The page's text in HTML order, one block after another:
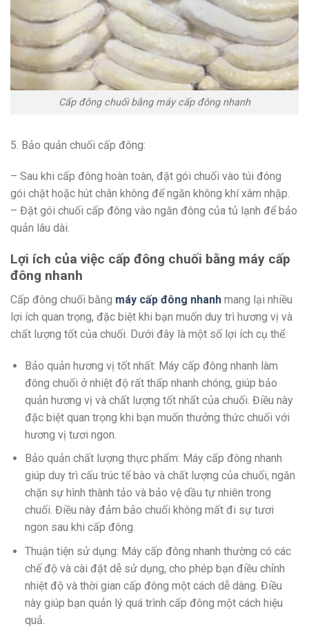
Cấp đông chuối bằng máy cấp đông nhanh
5. Bảo quản chuối cấp đông:
– Sau khi cấp đông hoàn toàn, đặt gói chuối vào túi đóng
gói chặt hoặc hút chân không để ngăn không khí xâm nhập.
– Đặt gói chuối cấp đông vào ngăn đông của tủ lạnh để bảo
quản lâu dài.
Lợi ích của việc cấp đông chuối bằng máy cấp
đông nhanh
Cấp đông chuối bằng máy cấp đông nhanh mang lại nhiều
lợi ích quan trọng, đặc biệt khi bạn muốn duy trì hương vị và
chất lượng tốt của chuối. Dưới đây là một số lợi ích cụ thể:
Bảo quản hương vị tốt nhất: Máy cấp đông nhanh làm
đông chuối ở nhiệt độ rất thấp nhanh chóng, giúp bảo
quản hương vị và chất lượng tốt nhất của chuối. Điều này
đặc biệt quan trọng khi bạn muốn thưởng thức chuối với
hương vị tươi ngon.
Bảo quản chất lượng thực phẩm: Máy cấp đông nhanh
giúp duy trì cấu trúc tế bào và chất lượng của chuối, ngăn
chặn sự hình thành tảo và bảo vệ dầu tự nhiên trong
chuối. Điều này đảm bảo chuối không mất đi sự tươi
ngon sau khi cấp đông.
Thuận tiện sử dụng: Máy cấp đông nhanh thường có các
chế độ và cài đặt dễ sử dụng, cho phép bạn điều chỉnh
nhiệt độ và thời gian cấp đông một cách dễ dàng. Điều
này giúp bạn quản lý quá trình cấp đông một cách hiệu
quả.